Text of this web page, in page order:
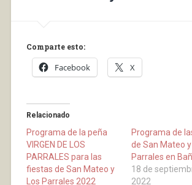
Comparte esto:
Facebook X
Relacionado
Programa de la peña
VIRGEN DE LOS
PARRALES para las
fiestas de San Mateo y
Los Parrales 2022
Programa de
de San Mateo y
Parrales en
18 de
2022